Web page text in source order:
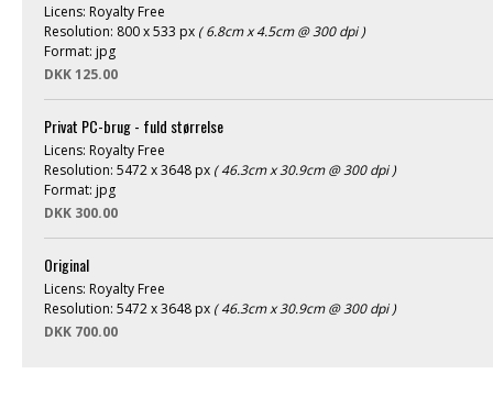
Licens: Royalty Free
Resolution: 800 x 533 px ( 6.8cm x 4.5cm @ 300 dpi )
Format: jpg
DKK 125.00
Privat PC-brug - fuld størrelse
Licens: Royalty Free
Resolution: 5472 x 3648 px ( 46.3cm x 30.9cm @ 300 dpi )
Format: jpg
DKK 300.00
Original
Licens: Royalty Free
Resolution: 5472 x 3648 px ( 46.3cm x 30.9cm @ 300 dpi )
DKK 700.00